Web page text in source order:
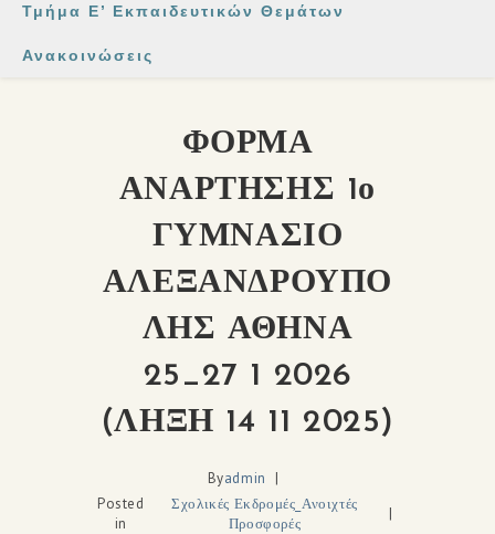
Τμήμα Ε’ Εκπαιδευτικών Θεμάτων
Ανακοινώσεις
ΦΟΡΜΑ
ΑΝΑΡΤΗΣΗΣ 1ο
ΓΥΜΝΑΣΙΟ
ΑΛΕΞΑΝΔΡΟΥΠΟ
ΛΗΣ ΑΘΗΝΑ
25_27 1 2026
(ΛΗΞΗ 14 11 2025)
Byadmin
Posted
in
Σχολικές Εκδρομές_Ανοιχτές
Προσφορές